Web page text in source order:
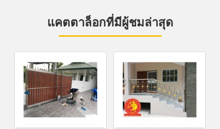
แคตตาล็อกที่มีผู้ชมล่าสุด